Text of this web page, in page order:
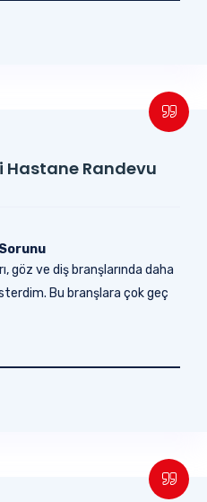
Hastane Randevu
göz ve diş branşlarında daha
Bu branşlara çok geç